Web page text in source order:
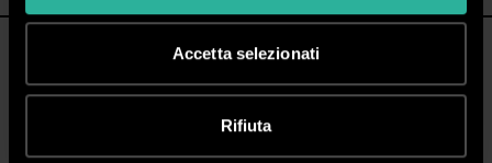
Accetta selezionati
Rifiuta